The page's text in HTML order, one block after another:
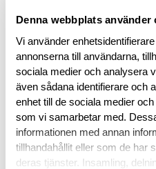
Denna webbplats använder
Vi använder
annonserna till användarna,
sociala medier och analysera
även sådana identifierare och
enhet till de sociala medier
som vi samarbetar med.
informationen med annan
tillhandahållit eller som de har
deras tjänster. Insamling,
BESKRIVNING
RECENSIONER
OM VARUMÄRKET